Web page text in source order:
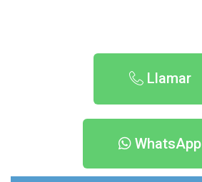
Llamar
WhatsApp